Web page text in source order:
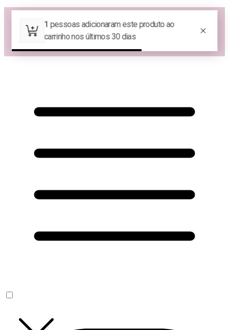
Las Queridas Club🌷 - Ganhe 5% Cashback em pontos na sua compra!
😍 Baixe nosso APP e tenha 10% OFF na sua 1ª compra no APP:
PRIMEIRANOAPP😍
♡ Coleção Nova: Grace in Motion ♡